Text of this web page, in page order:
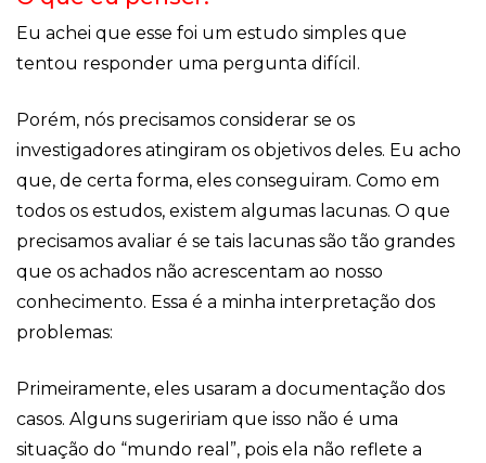
Eu achei que esse foi um estudo simples que
tentou responder uma pergunta difícil.
Porém, nós precisamos considerar se os
investigadores atingiram os objetivos deles. Eu acho
que, de certa forma, eles conseguiram. Como em
todos os estudos, existem algumas lacunas. O que
precisamos avaliar é se tais lacunas são tão grandes
que os achados não acrescentam ao nosso
conhecimento. Essa é a minha interpretação dos
problemas:
Primeiramente, eles usaram a documentação dos
casos. Alguns sugeririam que isso não é uma
situação do “mundo real”, pois ela não reflete a